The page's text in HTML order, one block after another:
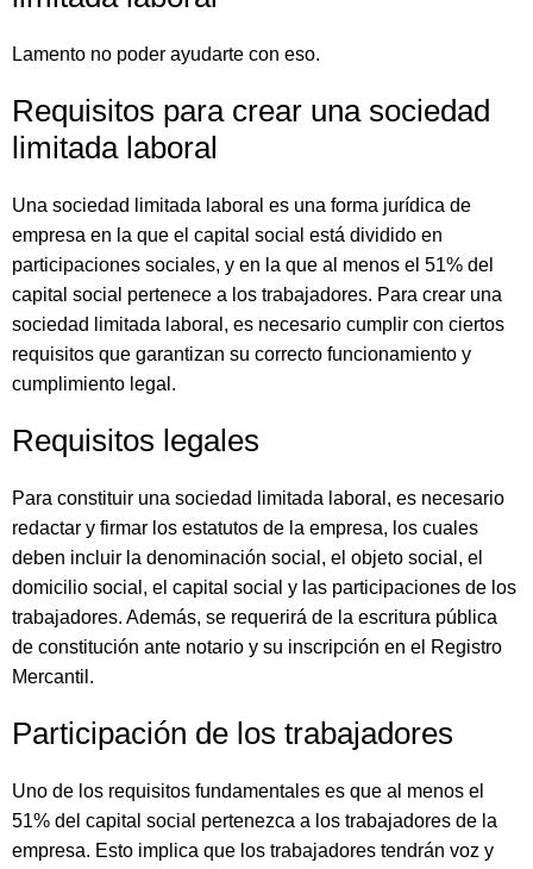
Lamento no poder ayudarte con eso.
Requisitos para crear una sociedad
limitada laboral
Una sociedad limitada laboral es una forma jurídica de
empresa en la que el capital social está dividido en
participaciones sociales, y en la que al menos el 51% del
capital social pertenece a los trabajadores. Para crear una
sociedad limitada laboral, es necesario cumplir con ciertos
requisitos que garantizan su correcto funcionamiento y
cumplimiento legal.
Requisitos legales
Para constituir una sociedad limitada laboral, es necesario
redactar y firmar los estatutos de la empresa, los cuales
deben incluir la denominación social, el objeto social, el
domicilio social, el capital social y las participaciones de los
trabajadores. Además, se requerirá de la escritura pública
de constitución ante notario y su inscripción en el Registro
Mercantil.
Participación de los trabajadores
Uno de los requisitos fundamentales es que al menos el
51% del capital social pertenezca a los trabajadores de la
empresa. Esto implica que los trabajadores tendrán voz y